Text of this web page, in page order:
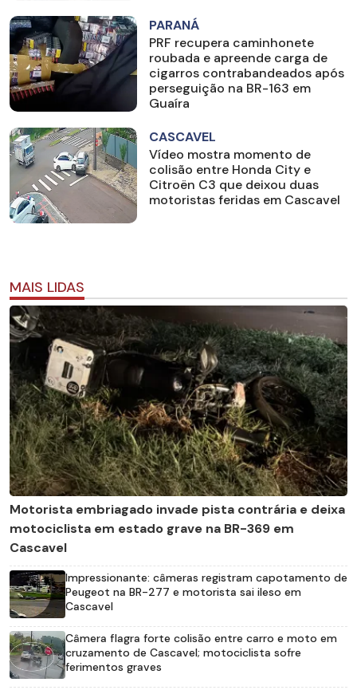
PARANÁ
PRF recupera caminhonete
roubada e apreende carga de
cigarros contrabandeados após
perseguição na BR-163 em
Guaíra
CASCAVEL
Vídeo mostra momento de
colisão entre Honda City e
Citroën C3 que deixou duas
motoristas feridas em Cascavel
MAIS LIDAS
Motorista embriagado invade pista contrária e deixa
motociclista em estado grave na BR-369 em
Cascavel
Impressionante: câmeras registram capotamento de
Peugeot na BR-277 e motorista sai ileso em
Cascavel
Câmera flagra forte colisão entre carro e moto em
cruzamento de Cascavel; motociclista sofre
ferimentos graves